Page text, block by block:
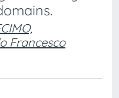
Francesco